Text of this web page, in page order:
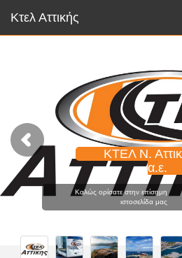
Κτελ Αττικής
ΚΤΕΛ Ν.
α.ε.
Καλώς ορίσατε στην επίσημη
ιστοσελίδα μας